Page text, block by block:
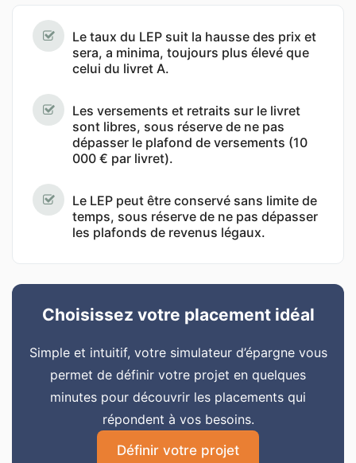
Le taux du LEP suit la hausse des prix et
sera, a minima, toujours plus élevé que
celui du livret A.
Les versements et retraits sur le livret
sont libres, sous réserve de ne pas
dépasser le plafond de versements (10
000 € par livret).
Le LEP peut être conservé sans limite de
temps, sous réserve de ne pas dépasser
les plafonds de revenus légaux.
Choisissez votre placement idéal
Simple et intuitif, votre simulateur d’épargne vous
permet de définir votre projet en quelques
minutes pour découvrir les placements qui
répondent à vos besoins.
Définir votre projet